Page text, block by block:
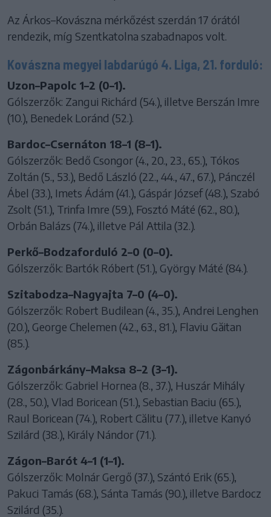
Az Árkos–Kovászna mérkőzést szerdán 17 órától
rendezik, míg Szentkatolna szabadnapos volt.
Kovászna megyei labdarúgó 4. Liga, 21. forduló:
Uzon–Papolc 1–2 (0–1).
Gólszerzők: Zangui Richárd (54.), illetve Berszán Imre
(10.), Benedek Loránd (52.).
Bardoc–Csernáton 18–1 (8–1).
Gólszerzők: Bedő Csongor (4., 20., 23., 65.), Tókos
Zoltán (5., 53.), Bedő László (22., 44., 47., 67.), Pánczél
Ábel (33.), Imets Ádám (41.), Gáspár József (48.), Szabó
Zsolt (51.), Trinfa Imre (59.), Fosztó Máté (62., 80.),
Orbán Balázs (74.), illetve Pál Attila (32.).
Perkő–Bodzaforduló 2–0 (0–0).
Gólszerzők: Bartók Róbert (51.), György Máté (84.).
Szitabodza–Nagyajta 7–0 (4–0).
Gólszerzők: Robert Budilean (4., 35.), Andrei Lenghen
(20.), George Chelemen (42., 63., 81.), Flaviu Găitan
(85.).
Zágonbárkány–Maksa 8–2 (3–1).
Gólszerzők: Gabriel Hornea (8., 37.), Huszár Mihály
(28., 50.), Vlad Boricean (51.), Sebastian Baciu (65.),
Raul Boricean (74.), Robert Călitu (77.), illetve Kanyó
Szilárd (38.), Király Nándor (71.).
Zágon–Barót 4–1 (1–1).
Gólszerzők: Molnár Gergő (37.), Szántó Erik (65.),
Pakuci Tamás (68.), Sánta Tamás (90.), illetve Bardocz
Szilárd (35.).